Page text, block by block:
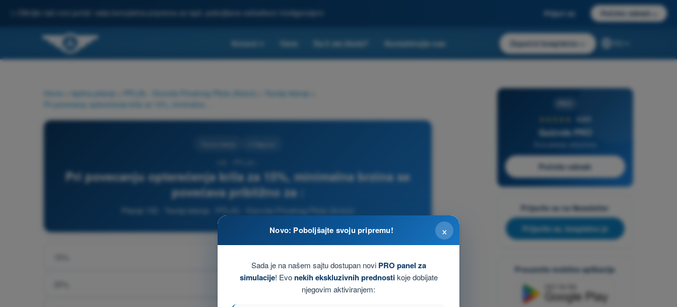
Otkrijte naš novi portal: vaša kompletna priprema za ispit, poboljšana veštačkom inteligencijom Prijavi se Počnite odmah
Kvizovi Cene Da li ste škola? Kontaktirajte nas Započni besplatno
Home Ispitna pitanja PPL(A) - Dozvola Privatnog Pilota (Avioni) Teorija letenja
Pri povecanju opterećenja krila za 15%, minimalna brzina se
povećava približno za :
Pitanje 102 - Teorija letenja - PPL(A) - Dozvola Privatnog Pilota (Avioni)
4,6/5
Quizvds PRO
Počnite odmah
Prijavite se na Newsletter
Prijavite se, besplatno je
Preuzmite mobilne aplikacije
×
Novo: Poboljšajte svoju pripremu!
Sada je na našem sajtu dostupan novi PRO panel za
simulacije! Evo nekih ekskluzivnih prednostikoje dobijate
njegovim aktiviranjem: